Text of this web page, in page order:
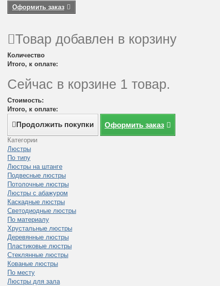
Оформить заказ
Товар добавлен в корзину
Количество
Итого, к оплате:
Сейчас в корзине 1 товар.
Стоимость:
Итого, к оплате:
Продолжить покупки Оформить заказ
Категории
Люстры
По типу
Люстры на штанге
Подвесные люстры
Потолочные люстры
Люстры с абажуром
Каскадные люстры
Светодиодные люстры
По материалу
Хрустальные люстры
Деревянные люстры
Пластиковые люстры
Стеклянные люстры
Кованые люстры
По месту
Люстры для зала